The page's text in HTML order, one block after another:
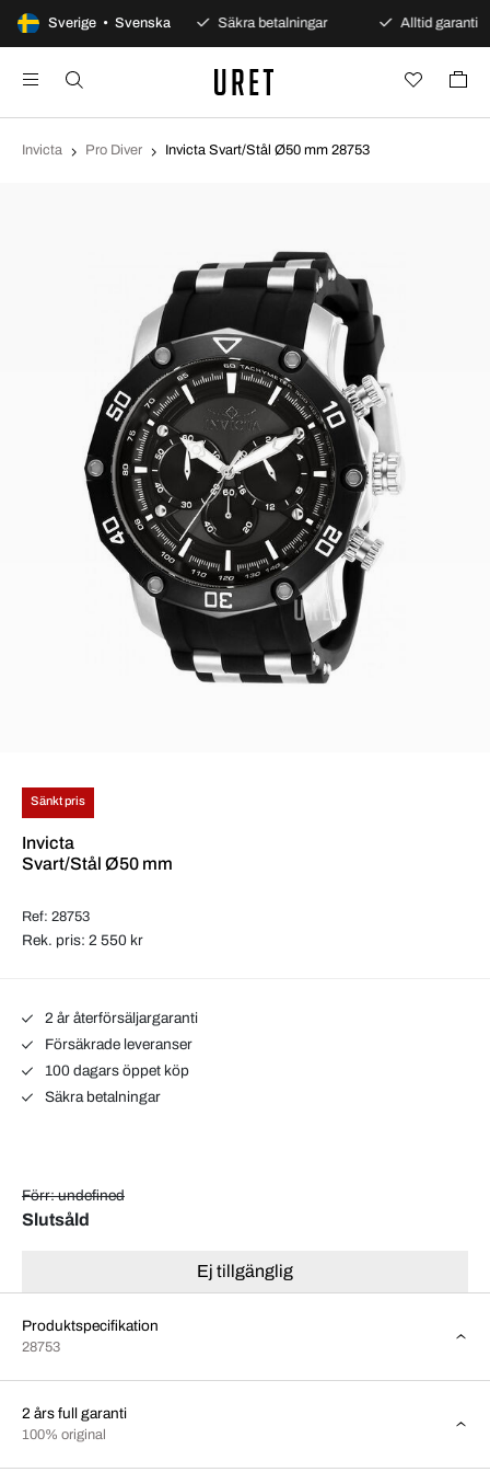
Sverige • Svenska
100 dagars öppet köp Säkra betalningar Alltid garanti
Invicta Pro Diver Invicta Svart/Stål Ø50 mm 28753
Sänkt pris
Invicta
Svart/Stål Ø50 mm
Ref: 28753
Rek. pris: 2 550 kr
2 år återförsäljargaranti
Försäkrade leveranser
100 dagars öppet köp
Säkra betalningar
Förr: undefined
Slutsåld
Ej tillgänglig
Produktspecifikation
28753
2 års full garanti
100% original